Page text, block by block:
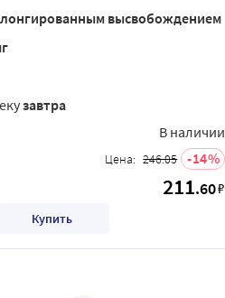
высвобождением
завтра
В наличии
Цена: 246.05 14
211.60₽
Купить